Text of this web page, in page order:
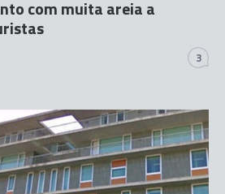
com muita areia a
3